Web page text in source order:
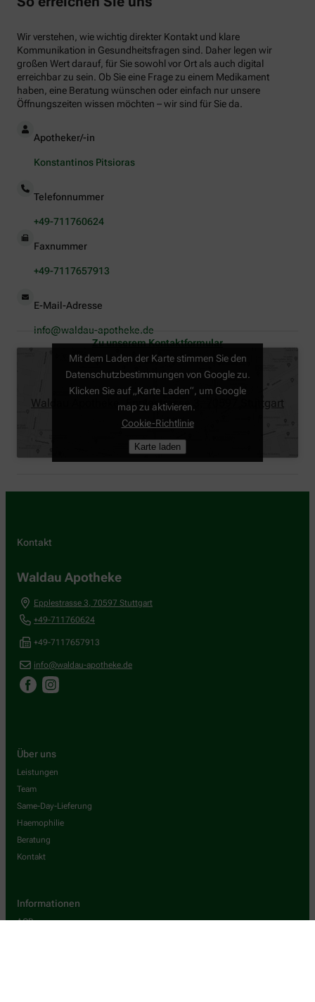
Wir verstehen, wie wichtig direkter Kontakt und klare
Kommunikation in Gesundheitsfragen sind. Daher legen wir
großen Wert darauf, für Sie sowohl vor Ort als auch digital
erreichbar zu sein. Ob Sie eine Frage zu einem Medikament
haben, eine Beratung wünschen oder einfach nur unsere
Öffnungszeiten wissen möchten – wir sind für Sie da.
Apotheker/-in
Konstantinos Pitsioras
Telefonnummer
+49-711760624
Faxnummer
+49-7117657913
E-Mail-Adresse
info@waldau-apotheke.de
Zu unserem Kontaktformular
Waldau Apotheke, Epplestrasse 3, 70597 Stuttgart
Mit dem Laden der Karte stimmen Sie den
Datenschutzbestimmungen von Google zu.
Klicken Sie auf „Karte Laden“, um Google
map zu aktivieren.
Cookie-Richtlinie
Karte laden
Kontakt
Waldau Apotheke
Epplestrasse 3, 70597 Stuttgart
+49-711760624
+49-7117657913
info@waldau-apotheke.de
Über uns
Leistungen
Team
Same-Day-Lieferung
Haemophilie
Beratung
Kontakt
Informationen
AGB